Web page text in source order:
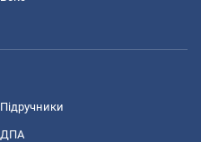
Підручники
ДПА